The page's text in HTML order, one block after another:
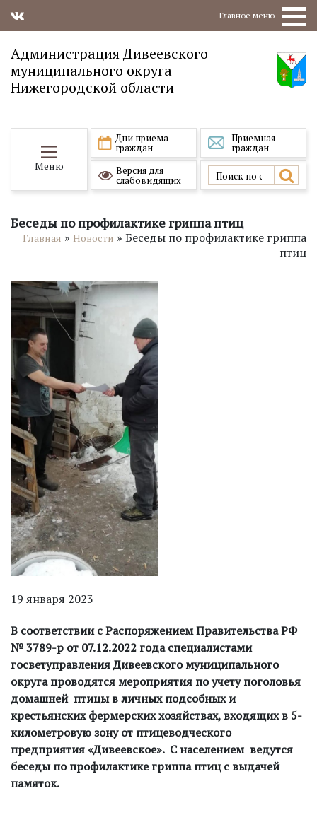
Главное меню
Администрация Дивеевского
муниципального округа
Нижегородской области
Меню
Дни приема
граждан
Приемная
граждан
Версия для
слабовидящих
Беседы по профилактике гриппа птиц
Главная » Новости » Беседы по профилактике гриппа
птиц
19 января 2023
В соответствии с Распоряжением Правительства РФ
№ 3789-р от 07.12.2022 года специалистами
госветуправления Дивеевского муниципального
округа проводятся мероприятия по учету поголовья
домашней птицы в личных подсобных и
крестьянских фермерских хозяйствах, входящих в 5-
километровую зону от птицеводческого
предприятия «Дивеевское». С населением ведутся
беседы по профилактике гриппа птиц с выдачей
памяток.